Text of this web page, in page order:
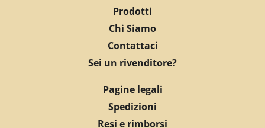
Prodotti
Chi Siamo
Contattaci
Sei un rivenditore?
Pagine legali
Spedizioni
Resi e rimborsi